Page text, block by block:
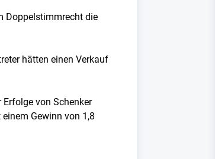
Doppelstimmrecht die
hätten einen Verkauf
von Schenker
Gewinn von 1,8